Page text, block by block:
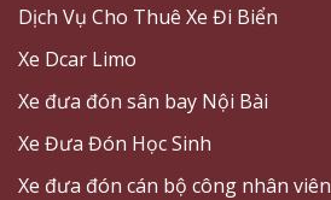
Dịch Vụ Cho Thuê Xe Đi Biển
Xe Dcar Limo
Xe đưa đón sân bay Nội Bài
Xe Đưa Đón Học Sinh
Xe đưa đón cán bộ công nhân viên